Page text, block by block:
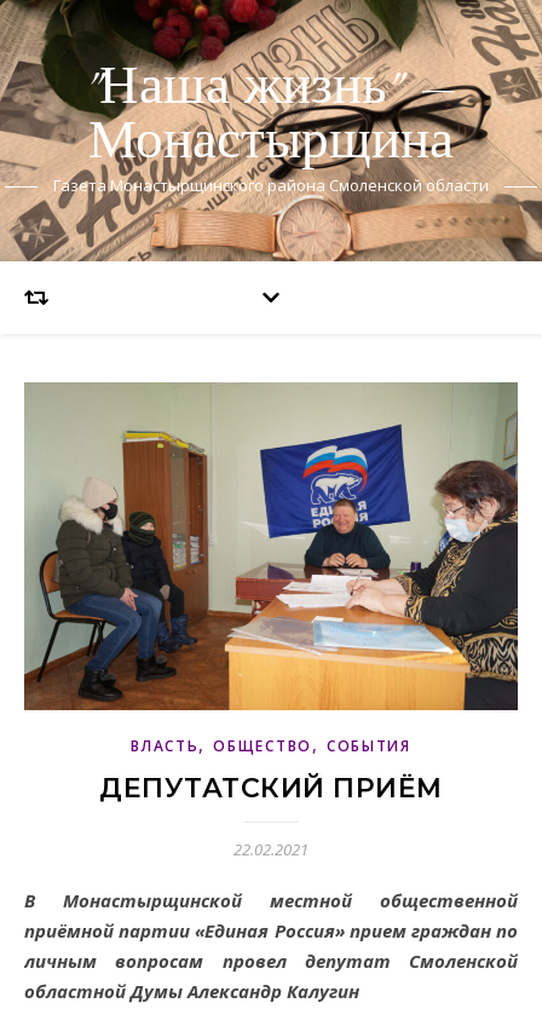
"Наша жизнь" —
Монастырщина
Газета Монастырщинского района Смоленской области
ВЛАСТЬ,ОБЩЕСТВО , СОБЫТИЯ
ДЕПУТАТСКИЙ ПРИЁМ
22.02.2021
В Монастырщинской местной общественной
приёмной партии «Единая Россия» прием граждан по
личным вопросам провел депутат Смоленской
областной Думы Александр Калугин